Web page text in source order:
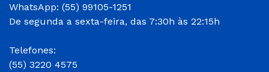
WhatsApp: (55) 99105-1251
De segunda a sexta-feira, das 7:30h às 22:15h
Telefones:
(55) 3220 4575